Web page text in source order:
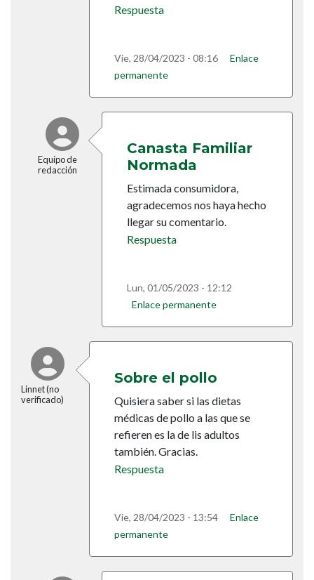
Respuesta
Vie, 28/04/2023 - 08:16
Enlace
permanente
Equipo de
redacción
En respuesta a
Canasta Familiar
Normada
Estimada consumidora,
agradecemos nos haya hecho
llegar su comentario.
Respuesta
Lun, 01/05/2023 - 12:12
Enlace permanente
Linnet (no
verificado)
Sobre el pollo
Quisiera saber si las dietas
médicas de pollo a las que se
refieren es la de lis adultos
también. Gracias.
Respuesta
Vie, 28/04/2023 - 13:54
Enlace
permanente